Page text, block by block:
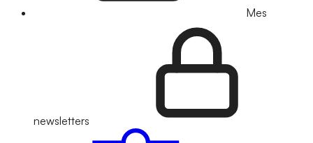
Mes
newsletters